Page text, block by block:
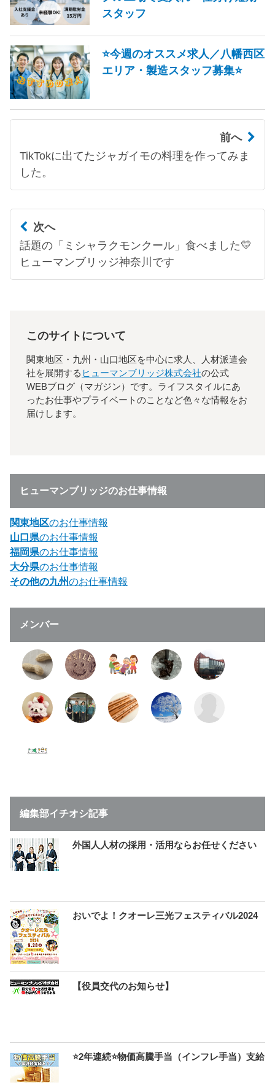
スタッフ
⭐今週のオススメ求人／八幡西区
エリア・製造スタッフ募集⭐
前へ
TikTokに出てたジャガイモの料理を作ってみま
した。
次へ
話題の「ミシャラクモンクール」食べました💛
ヒューマンブリッジ神奈川です
このサイトについて
関東地区・九州・山口地区を中心に求人、人材派遣会
社を展開する ヒューマンブリッジ株式会社の公式
WEBブログ（マガジン）です。ライフスタイルにあ
ったお仕事やプライベートのことなど色々な情報をお
届けします。
ヒューマンブリッジのお仕事情報
関東地区のお仕事情報
山口県のお仕事情報
福岡県のお仕事情報
大分県のお仕事情報
その他の九州のお仕事情報
メンバー
編集部イチオシ記事
外国人人材の採用・活用ならお任せください
おいでよ！クオーレ三光フェスティバル2024
【役員交代のお知らせ】
⭐2年連続⭐物価高騰手当（インフレ手当）支給